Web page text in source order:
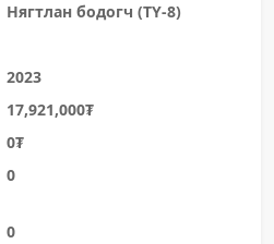
Нягтлан бодогч (ТҮ-8)
2023
17,921,000₮
0₮
0
0